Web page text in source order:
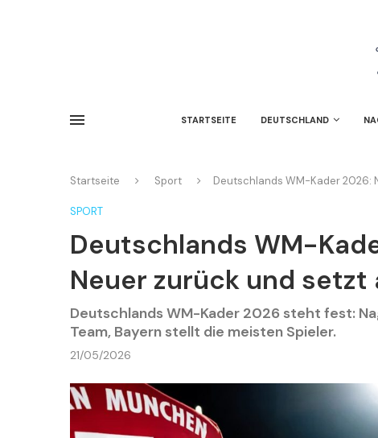
STARTSEITE DEUTSCHLAND
Startseite Sport Deutschlands WM-Kader 2026:
SPORT
Deutschlands WM-
Neuer zurück und
Deutschlands WM-Kader 2026 steht fest:
Team, Bayern stellt die meisten Spieler.
21/05/2026